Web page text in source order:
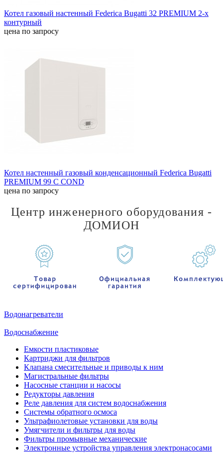
Котел газовый настенный Federica Bugatti 32 PREMIUM 2-х
контурный
цена по запросу
Котел настенный газовый конденсационный Federica Bugatti
PREMIUM 99 C COND
цена по запросу
Центр инженерного оборудования -
ДОМИОН
Водонагреватели
Водоснабжение
Емкости пластиковые
Картриджи для фильтров
Клапана смесительные и приводы к ним
Магистральные фильтры
Насосные станции и насосы
Редукторы давления
Реле давления для систем водоснабжения
Системы обратного осмоса
Ультрафиолетовые установки для воды
Умягчители и фильтры для воды
Фильтры промывные механические
Электронные устройства управления электронасосами